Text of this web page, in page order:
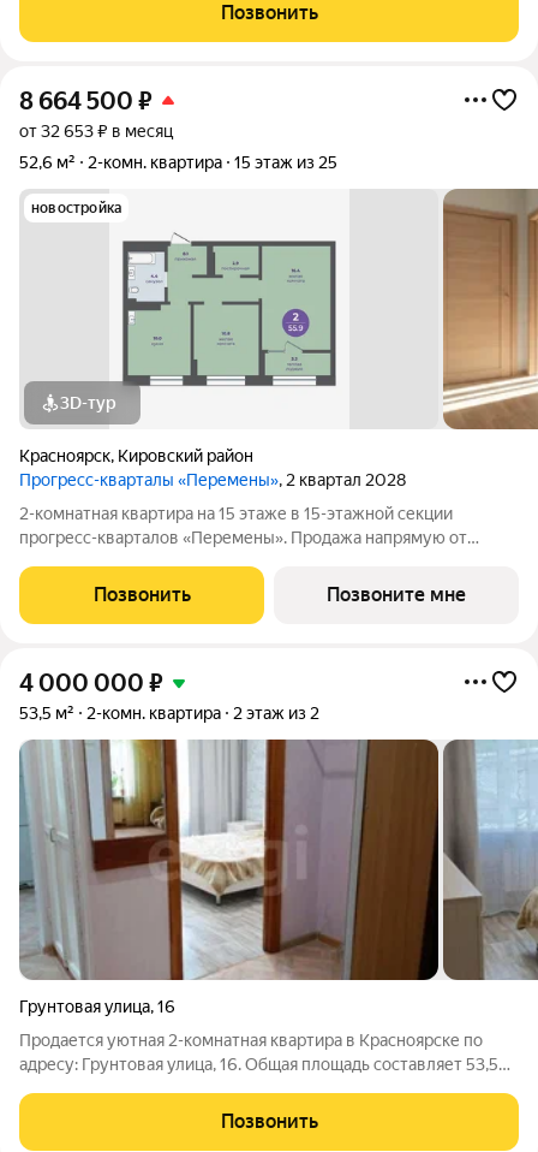
Позвонить
8 664 500 ₽
от 32 653 ₽ в месяц
52,6 м²
2-комн. квартира 15 этаж из 25
новостройка
3D-тур
Красноярск, Кировский район
Прогресс-кварталы «Перемены», 2 квартал 2028
2-комнатная квартира на 15 этаже в 15-этажной секции
прогресс-кварталов «Перемены». Продажа напрямую от
Индивидуальный подбор наиболее выгодного варианта
покупки. Бесплатное сопровождение по
Позвонить Позвоните мне
4 000 000 ₽
53,5 м² 2-комн. квартира 2 этаж из 2
Грунтовая улица,16
Продается уютная 2-комнатная квартира в Красноярске по
адресу: Грунтовая улица, 16. Общая площадь составляет 53,5
расположена на 2 этаже 2-этажного блочного дома 1958 года
постройки.
Позвонить